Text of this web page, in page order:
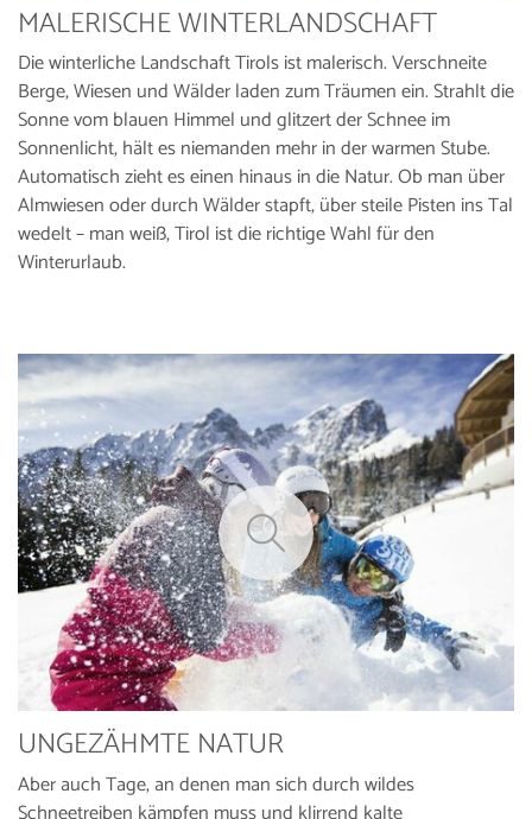
MALERISCHE WINTERLANDSCHAFT
Die winterliche Landschaft Tirols ist malerisch. Verschneite
Berge, Wiesen und Wälder laden zum Träumen ein. Strahlt die
Sonne vom blauen Himmel und glitzert der Schnee im
Sonnenlicht, hält es niemanden mehr in der warmen Stube.
Automatisch zieht es einen hinaus in die Natur. Ob man über
Almwiesen oder durch Wälder stapft, über steile Pisten ins Tal
wedelt – man weiß, Tirol ist die richtige Wahl für den
Winterurlaub.
UNGEZÄHMTE NATUR
Aber auch Tage, an denen man sich durch wildes